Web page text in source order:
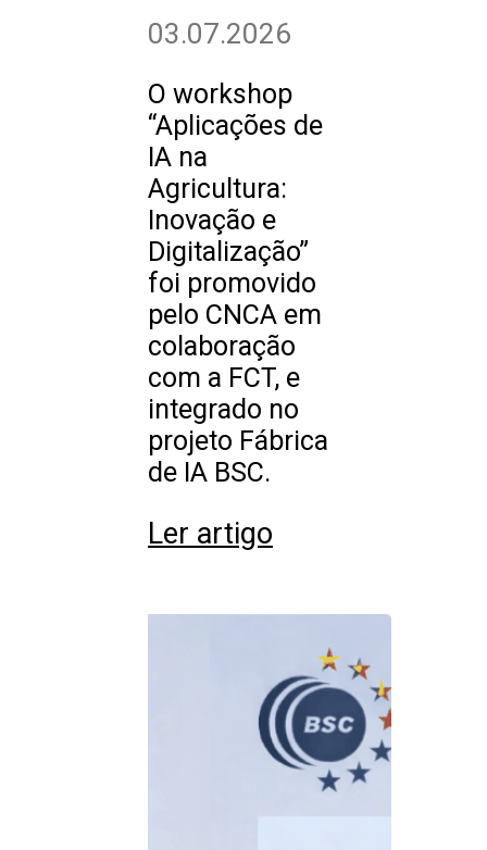
03.07.2026
O workshop
“Aplicações de
IA na
Agricultura:
Inovação e
Digitalização”
foi promovido
pelo CNCA em
colaboração
com a FCT, e
integrado no
projeto Fábrica
de IA BSC.
Ler artigo